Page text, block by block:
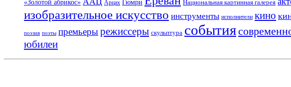
«Золотой абрикос» Арцах Гюмри Национальная картинная галерея
изобразительное искусство инструменты исполнители кино
поэзия поэты премьерырежиссеры скульптура события
юбилеи